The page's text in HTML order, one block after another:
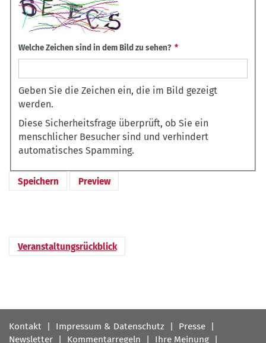
Welche Zeichen sind in dem Bild zu sehen?
Geben Sie die Zeichen ein, die im Bild gezeigt
werden.
Diese Sicherheitsfrage überprüft, ob Sie ein
menschlicher Besucher sind und verhindert
automatisches Spamming.
Veranstaltungsrückblick
Fußbereichsmenü
Kontakt Impressum & Datenschutz
Presse
Newsletter
Kommentarregeln Ihre Meinung